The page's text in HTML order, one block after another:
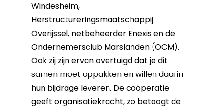
Windesheim,
Herstructureringsmaatschappij
Overijssel, netbeheerder Enexis en de
Ondernemersclub Marslanden (OCM).
Ook zij zijn ervan overtuigd dat je dit
samen moet oppakken en willen daarin
hun bijdrage leveren. De coöperatie
geeft organisatiekracht, zo betoogt de